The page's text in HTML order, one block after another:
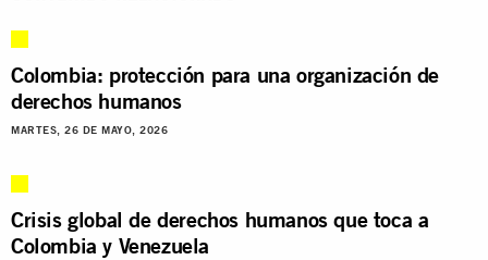
Colombia: protección para una organización de
derechos humanos
MARTES, 26 DE MAYO, 2026
Crisis global de derechos humanos que toca a
Colombia y Venezuela